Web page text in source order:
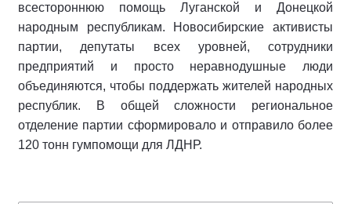
всестороннюю помощь Луганской и Донецкой
народным республикам. Новосибирские активисты
партии, депутаты всех уровней, сотрудники
предприятий и просто неравнодушные люди
объединяются, чтобы поддержать жителей народных
республик. В общей сложности региональное
отделение партии сформировало и отправило более
120 тонн гумпомощи для ЛДНР.